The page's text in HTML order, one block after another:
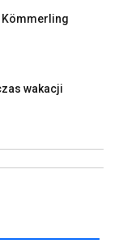
Kömmerling
wakacji